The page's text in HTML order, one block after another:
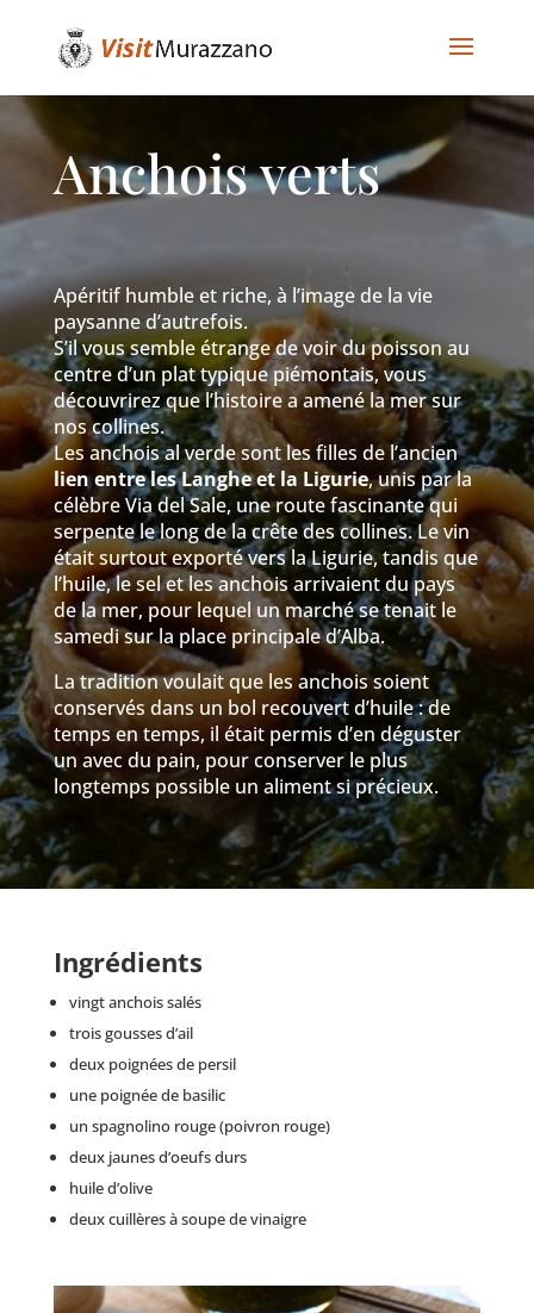
Anchois verts
Apéritif humble et riche, à l’image de la vie
paysanne d’autrefois.
S’il vous semble étrange de voir du poisson au
centre d’un plat typique piémontais, vous
découvrirez que l’histoire a amené la mer sur
nos collines.
Les anchois al verde sont les filles de l’ancien
lien entre les Langhe et la Ligurie, unis par la
célèbre Via del Sale, une route fascinante qui
serpente le long de la crête des collines. Le vin
était surtout exporté vers la Ligurie, tandis que
l’huile, le sel et les anchois arrivaient du pays
de la mer, pour lequel un marché se tenait le
samedi sur la place principale d’Alba.
La tradition voulait que les anchois soient
conservés dans un bol recouvert d’huile : de
temps en temps, il était permis d’en déguster
un avec du pain, pour conserver le plus
longtemps possible un aliment si précieux.
Ingrédients
vingt anchois salés
trois gousses d’ail
deux poignées de persil
une poignée de basilic
un spagnolino rouge (poivron rouge)
deux jaunes d’oeufs durs
huile d’olive
deux cuillères à soupe de vinaigre